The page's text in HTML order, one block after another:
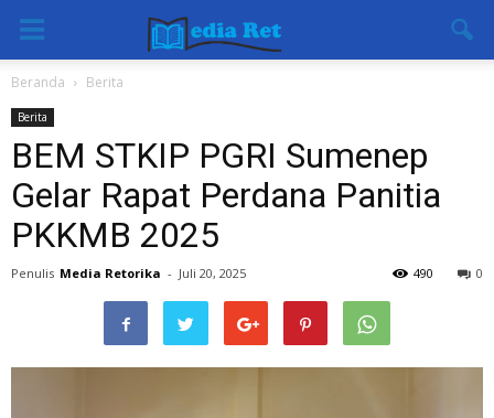
Beranda Berita
Berita
BEM STKIP PGRI Sumenep
Gelar Rapat Perdana Panitia
PKKMB 2025
Penulis Media Retorika - Juli 20, 2025 0
490